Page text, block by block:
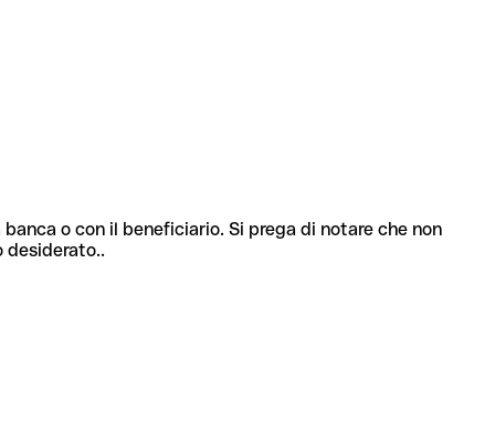
o con il beneficiario. Si prega di notare che non
desiderato..